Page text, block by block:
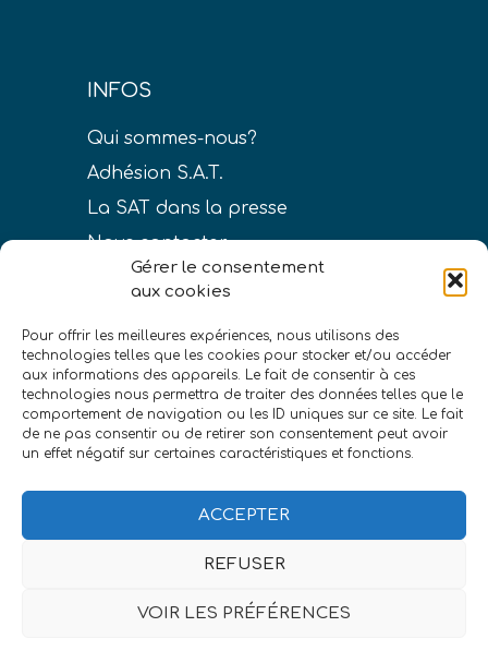
Gérer le consentement
aux cookies
Pour offrir les meilleures expériences, nous utilisons des
technologies telles que les cookies pour stocker et/ou accéder
aux informations des appareils. Le fait de consentir à ces
technologies nous permettra de traiter des données telles que le
comportement de navigation ou les ID uniques sur ce site. Le fait
de ne pas consentir ou de retirer son consentement peut avoir
un effet négatif sur certaines caractéristiques et fonctions.
ACCEPTER
REFUSER
VOIR LES PRÉFÉRENCES
INFOS
Qui sommes-nous?
Adhésion S.A.T.
La SAT dans la presse
Nous contacter
LIENS
Conditions générales de vente
Politique de confidentialité
©Société astronomique de Touraine|eszett